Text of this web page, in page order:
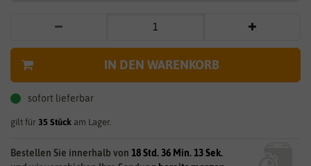
IN DEN WARENKORB
sofort lieferbar
gilt für 35 Stück am Lager.
Bestellen Sie innerhalb von 18 Std. 36 Min. 12 Sek.